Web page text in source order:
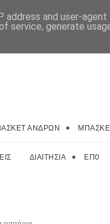
ΑΝΔΡΩΝ
ΔΙΑΙΤΗΣΙΑ ΕΠ0
address and user-agent
service, generate